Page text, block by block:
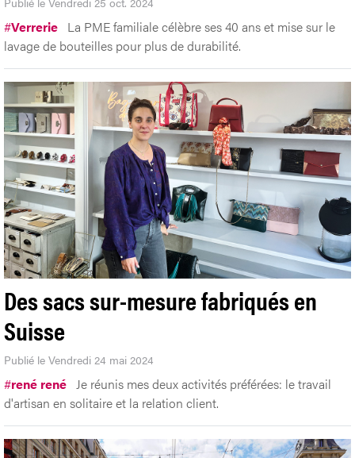
#Verrerie La PME familiale célèbre ses 40 ans et mise sur le
lavage de bouteilles pour plus de durabilité.
Des sacs sur-mesure fabriqués en
Suisse
Publié le Vendredi 24 mai 2024
#rené rené Je réunis mes deux activités préférées: le travail
d'artisan en solitaire et la relation client.